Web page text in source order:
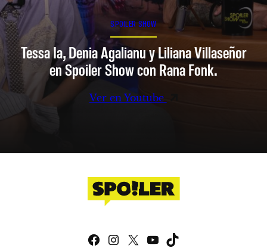
SPOILER SHOW
Tessa Ia, Denia Agalianu y Liliana Villaseñor
en Spoiler Show con Rana Fonk.
Ver en Youtube
Facebook
Instagram
X YouTube